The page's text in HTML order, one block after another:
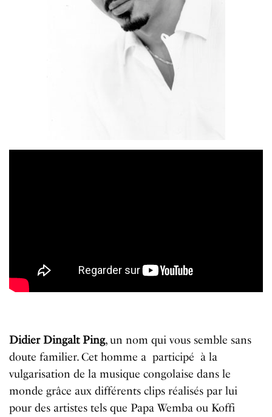
Didier Dingalt Ping, un nom qui vous semble sans
doute familier. Cet homme a participé à la
vulgarisation de la musique congolaise dans le
monde grâce aux différents clips réalisés par lui
pour des artistes tels que Papa Wemba ou Koffi